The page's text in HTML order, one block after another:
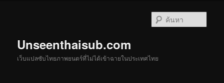
Unseenthaisub.com
เว็บแปลซับไทยภาพยนตร์ที่ไม่ได้เข้าฉายในประเทศไทย